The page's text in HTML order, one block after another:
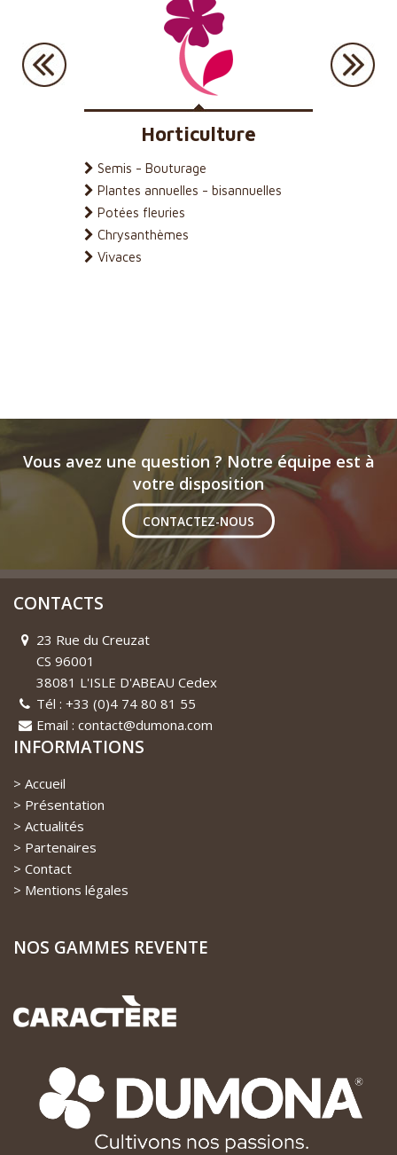
Horticulture
Semis - Bouturage
Plantes annuelles - bisannuelles
Potées fleuries
Chrysanthèmes
Vivaces
Vous avez une question ? Notre équipe est à
votre disposition
CONTACTEZ-NOUS
CONTACTS
23 Rue du Creuzat
CS 96001
38081 L'ISLE D'ABEAU Cedex
Tél : +33 (0)4 74 80 81 55
Email : contact@dumona.com
INFORMATIONS
Accueil
Présentation
Actualités
Partenaires
Contact
Mentions légales
NOS GAMMES REVENTE